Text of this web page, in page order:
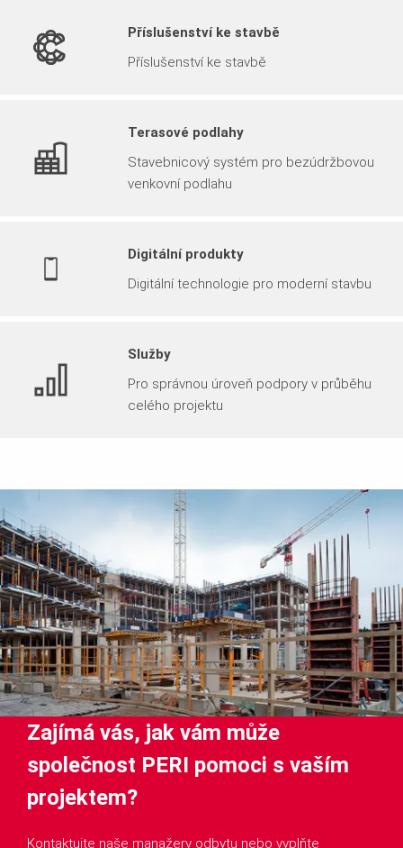
Příslušenství ke stavbě
Příslušenství ke stavbě
Terasové podlahy
Stavebnicový systém pro bezúdržbovou
venkovní podlahu
Digitální produkty
Digitální technologie pro moderní stavbu
Služby
Pro správnou úroveň podpory v průběhu
celého projektu
Zajímá vás, jak vám může
společnost PERI pomoci s vaším
projektem?
Kontaktujte naše manažery odbytu nebo vyplňte